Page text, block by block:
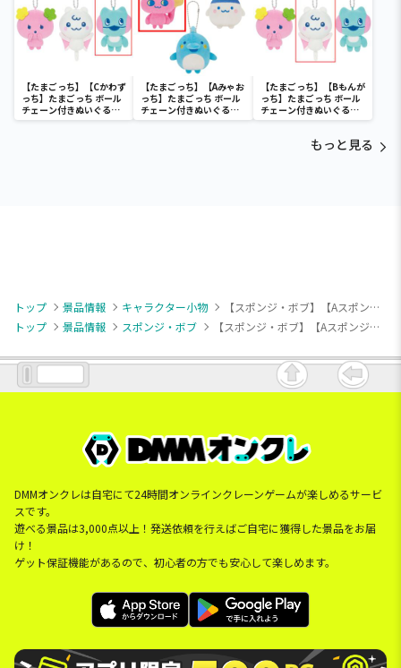
【たまごっち】【Cかわず
っち】たまごっち ボール
チェーン付きぬいぐるみ
～Tamagotchi
【たまごっち】【Aみゃお
っち】たまごっち ボール
チェーン付きぬいぐるみ
～Tamagotchi
【たまごっち】【Bもんが
っち】たまごっち ボール
チェーン付きぬいぐるみ
～Tamagotchi
もっと見る
トップ 景品情報 キャラクター小物
【スポンジ・ボブ】【Aスポンジ・ボブA(両手上げ)】スポンジ・ボブ キラキララインストーンマスコット
トップ
景品情報 スポンジ・ボブ 【スポンジ・ボブ】【Aスポンジ・ボブA(両手上げ)】スポンジ・ボブ キラキララインストーンマスコット
DMMオンクレは自宅にて24時間オンラインクレーンゲームが楽しめるサービ
スです。
遊べる景品は3,000点以上！発送依頼を行えばご自宅に獲得した景品をお届
け！
ゲット保証機能があるので、初心者の方でも安心して楽しめます。